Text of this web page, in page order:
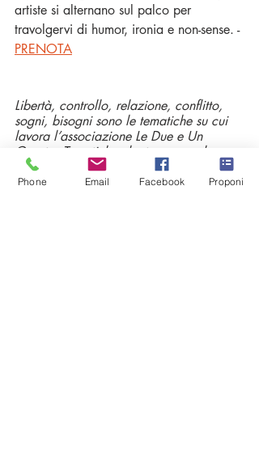
artiste si alternano sul palco per
travolgervi di humor, ironia e non-sense. -
PRENOTA
Libertà, controllo, relazione, conflitto,
sogni, bisogni sono le tematiche su cui
lavora l’associazione Le Due e Un
Quarto. Tematiche che trovano nel
linguaggio del clown “inciampi e
soluzioni” che nella loro assurdità sono
Phone Email Facebook Proponi